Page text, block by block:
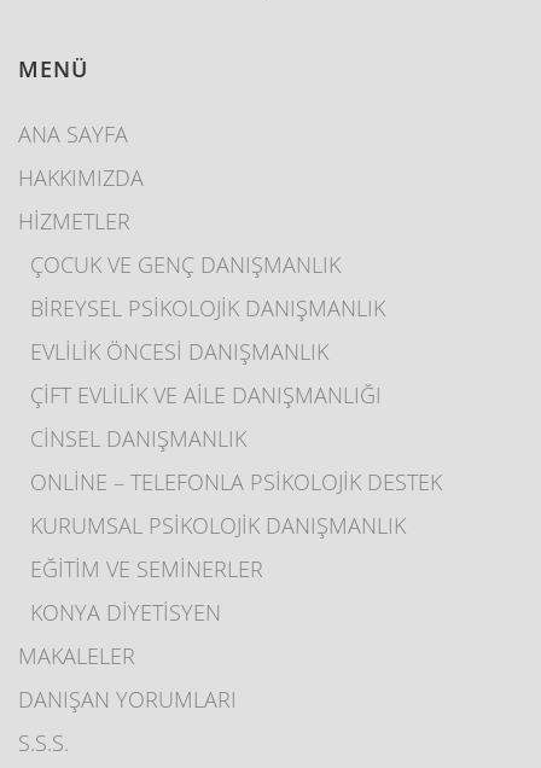
MENÜ
ANA SAYFA
HAKKIMIZDA
HİZMETLER
ÇOCUK VE GENÇ DANIŞMANLIK
BİREYSEL PSİKOLOJİK DANIŞMANLIK
EVLİLİK ÖNCESİ DANIŞMANLIK
ÇİFT EVLİLİK VE AİLE DANIŞMANLIĞI
CİNSEL DANIŞMANLIK
ONLİNE – TELEFONLA PSİKOLOJİK DESTEK
KURUMSAL PSİKOLOJİK DANIŞMANLIK
EĞİTİM VE SEMİNERLER
KONYA DİYETİSYEN
MAKALELER
DANIŞAN YORUMLARI
S.S.S.